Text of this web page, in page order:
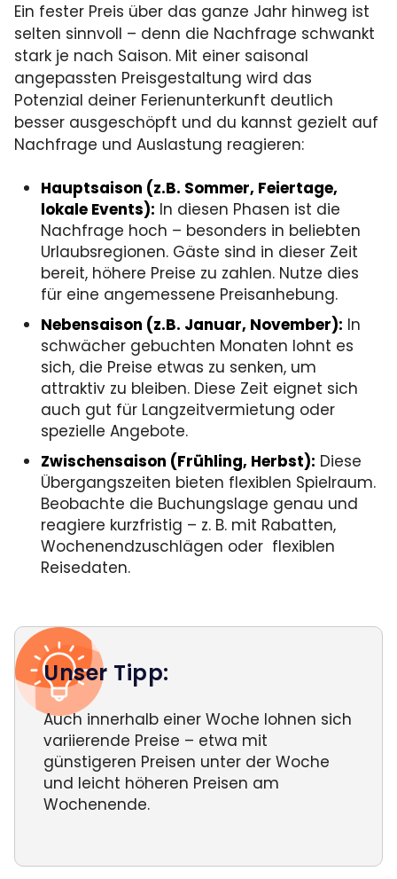
Ein fester Preis über das ganze Jahr hinweg ist
selten sinnvoll – denn die Nachfrage schwankt
stark je nach Saison. Mit einer saisonal
angepassten Preisgestaltung wird das
Potenzial deiner Ferienunterkunft deutlich
besser ausgeschöpft und du kannst gezielt auf
Nachfrage und Auslastung reagieren:
Hauptsaison (z.B. Sommer, Feiertage,
lokale Events): In diesen Phasen ist die
Nachfrage hoch – besonders in beliebten
Urlaubsregionen. Gäste sind in dieser Zeit
bereit, höhere Preise zu zahlen. Nutze dies
für eine angemessene Preisanhebung.
Nebensaison (z.B. Januar, November): In
schwächer gebuchten Monaten lohnt es
sich, die Preise etwas zu senken, um
attraktiv zu bleiben. Diese Zeit eignet sich
auch gut für Langzeitvermietung oder
spezielle Angebote.
Zwischensaison (Frühling, Herbst): Diese
Übergangszeiten bieten flexiblen Spielraum.
Beobachte die Buchungslage genau und
reagiere kurzfristig – z. B. mit Rabatten,
Wochenendzuschlägen oder flexiblen
Reisedaten.
Unser Tipp:
Auch innerhalb einer Woche lohnen sich
variierende Preise – etwa mit
günstigeren Preisen unter der Woche
und leicht höheren Preisen am
Wochenende.